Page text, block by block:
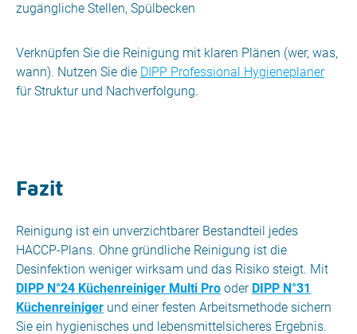
zugängliche Stellen, Spülbecken
Verknüpfen Sie die Reinigung mit klaren Plänen (wer, was,
wann). Nutzen Sie die DIPP Professional Hygieneplaner
für Struktur und Nachverfolgung.
Fazit
Reinigung ist ein unverzichtbarer Bestandteil jedes
HACCP-Plans. Ohne gründliche Reinigung ist die
Desinfektion weniger wirksam und das Risiko steigt. Mit
DIPP N°24 Küchenreiniger Multi Pro oder DIPP N°31
Küchenreiniger und einer festen Arbeitsmethode sichern
Sie ein hygienisches und lebensmittelsicheres Ergebnis.